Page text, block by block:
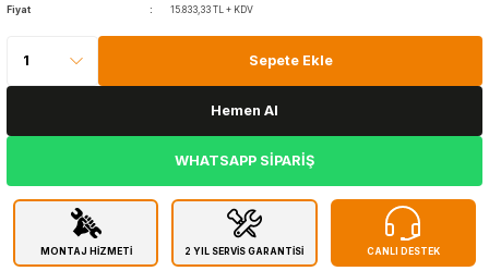
Fiyat 15.833,33 TL + KDV
Sepete Ekle
Hemen Al
WHATSAPP SİPARİŞ
MONTAJ HİZMETİ 2 YIL SERVİS GARANTİSİ CANLI DESTEK